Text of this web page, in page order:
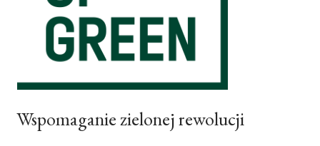
Wspomaganie zielonej rewolucji